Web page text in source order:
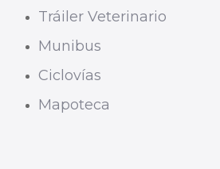
Tráiler Veterinario
Munibus
Ciclovías
Mapoteca